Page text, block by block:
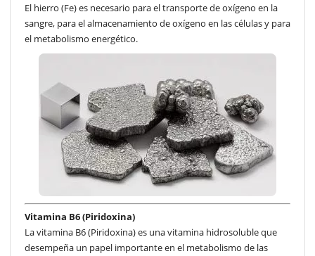
El hierro (Fe) es necesario para el transporte de oxígeno en la
sangre, para el almacenamiento de oxígeno en las células y para
el metabolismo energético.
Vitamina B6 (Piridoxina)
La vitamina B6 (Piridoxina) es una vitamina hidrosoluble que
desempeña un papel importante en el metabolismo de las